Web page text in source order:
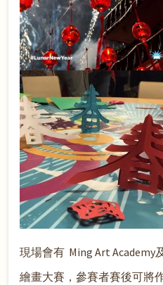
現場會有 Ming Art Academy
繪畫大賽，參賽者賽後可將